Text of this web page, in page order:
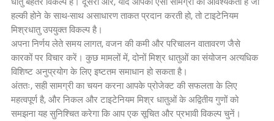
हल्की होने के साथ-साथ असाधारण ताकत प्रदान करती हो, तो टाइटेनियम
मिश्रधातु उपयुक्त विकल्प है।
अपना निर्णय लेते समय लागत, वजन की कमी और परिचालन वातावरण जैसे
कारकों पर विचार करें। कुछ मामलों में, दोनों मिश्र धातुओं का संयोजन अत्यधिक
विशिष्ट अनुप्रयोग के लिए इष्टतम समाधान हो सकता है।
अंततः, सही सामग्री का चयन करना आपके प्रोजेक्ट की सफलता के लिए
महत्वपूर्ण है, और निकल और टाइटेनियम मिश्र धातुओं के अद्वितीय गुणों को
समझना यह सुनिश्चित करेगा कि आप एक सूचित और प्रभावी विकल्प चुनें।